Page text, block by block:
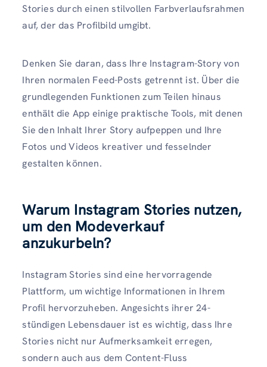
Stories durch einen stilvollen Farbverlaufsrahmen
auf, der das Profilbild umgibt.
Denken Sie daran, dass Ihre Instagram-Story von
Ihren normalen Feed-Posts getrennt ist. Über die
grundlegenden Funktionen zum Teilen hinaus
enthält die App einige praktische Tools, mit denen
Sie den Inhalt Ihrer Story aufpeppen und Ihre
Fotos und Videos kreativer und fesselnder
gestalten können.
Warum Instagram Stories nutzen,
um den Modeverkauf
anzukurbeln?
Instagram Stories sind eine hervorragende
Plattform, um wichtige Informationen in Ihrem
Profil hervorzuheben. Angesichts ihrer 24-
stündigen Lebensdauer ist es wichtig, dass Ihre
Stories nicht nur Aufmerksamkeit erregen,
sondern auch aus dem Content-Fluss